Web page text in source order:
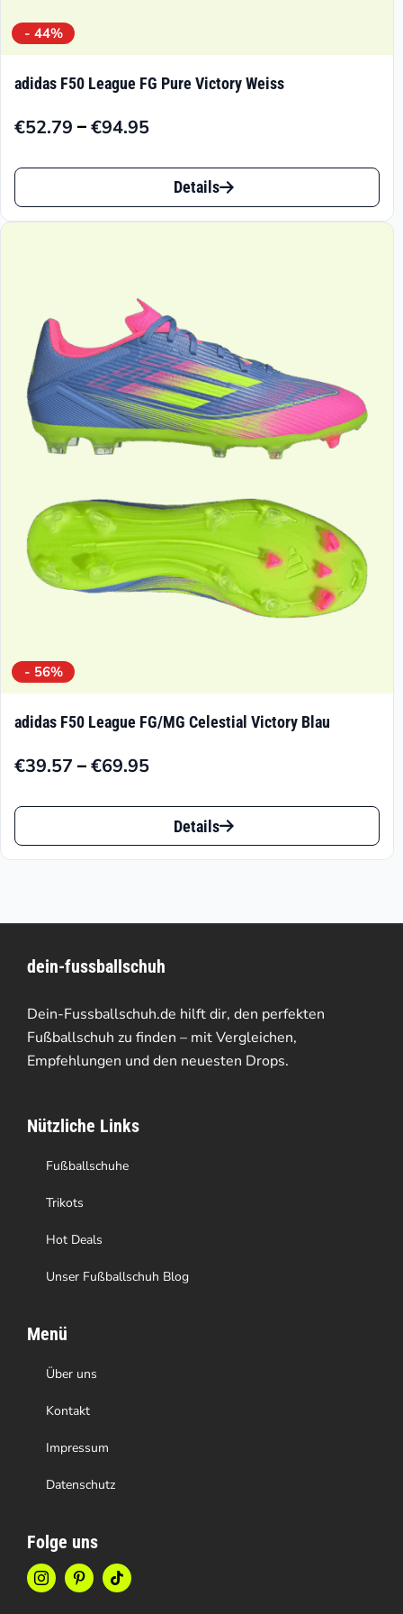
- 44%
adidas F50 League FG Pure Victory Weiss
€52.79 –€94.95
Preisspanne:
€52.79
€94.95
Dieses
Produkt
auf.
Die
Optionen
können
Produktseite
gewählt
werden
Details
- 56%
adidas F50 League FG/MG Celestial Victory Blau
€39.57 –€69.95
Preisspanne:
€39.57
€69.95
Dieses
Produkt
auf.
Die
Optionen
können
der
Produktseite
gewählt
werden
Details
dein-fussballschuh
Dein-Fussballschuh.de hilft dir, den perfekten
Fußballschuh zu finden – mit Vergleichen,
Empfehlungen und den neuesten Drops.
Nützliche Links
Fußballschuhe
Trikots
Hot Deals
Unser Fußballschuh Blog
Menü
Über uns
Kontakt
Impressum
Datenschutz
Folge uns